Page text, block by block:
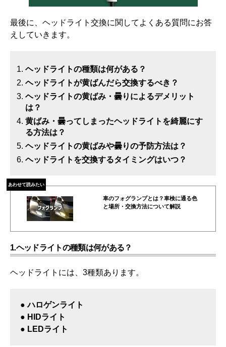
最後に、ヘッドライト交換に関してよくある質問にお答
えしていきます。
ヘッドライトの種類は何がある？
ヘッドライトが黄ばんだら交換するべき？
ヘッドライトの黄ばみ・曇りによるデメリット
は？
黄ばみ・曇ってしまったヘッドライトを綺麗にす
る方法は？
ヘッドライトの黄ばみや曇りの予防方法は？
ヘッドライトを交換するタイミングはいつ？
あわせて読みたい
車のフォグランプとは？車検に通る色
と場所・交換方法について解説
1.ヘッドライトの種類は何がある？
ヘッドライトには、3種類あります。
● ハロゲンライト
● HIDライト
● LEDライト